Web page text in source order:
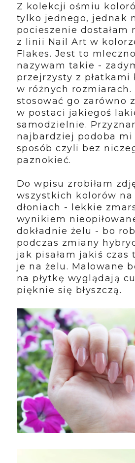
Z kolekcji ośmiu
tylko jednego, jednak
pocieszenie dostałam
z linii Nail Art w
Flakes. Jest to
nazywam takie -
przejrzysty z płatkami
w różnych rozmiarach.
stosować go zarówno
w postaci jakiegoś
samodzielnie.
najbardziej podoba
sposób czyli bez
paznokieć.
Do wpisu zrobiłam
wszystkich kolorów na
dłoniach - lekkie
wynikiem
dokładnie żelu - bo
podczas zmiany
jak pisałam jakiś czas
je na żelu. Malowane
na płytkę wyglądają
pięknie się błyszczą.